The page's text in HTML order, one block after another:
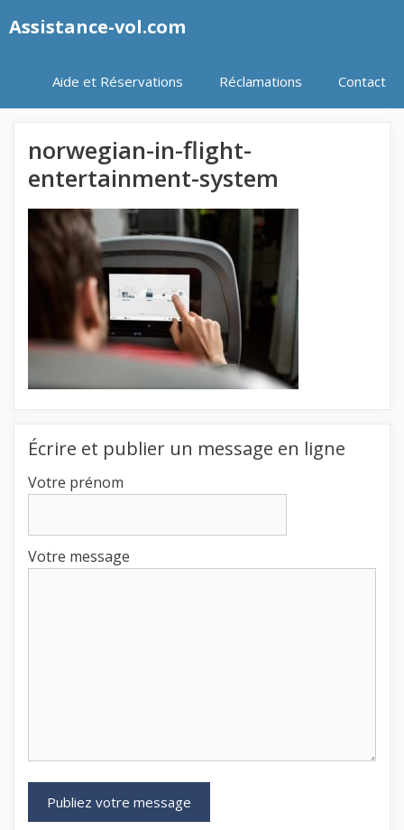
auAssistance-vol.com
Aide et Réservations Réclamations Contact
norwegian-in-flight-
entertainment-system
Écrire et publier un message en ligne
Votre prénom
Votre message